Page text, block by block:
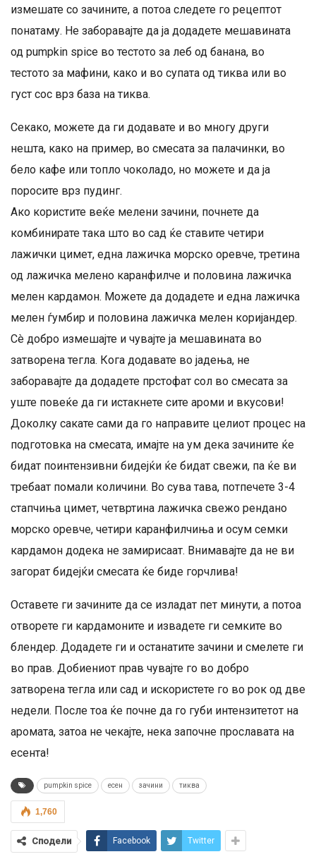
измешате со зачините, а потоа следете го рецептот
понатаму. Не заборавајте да ја додадете мешавината
од pumpkin spice во тестото за леб од банана, во
тестото за мафини, како и во супата од тиква или во
густ сос врз база на тиква.
Секако, можете да ги додавате и во многу други
нешта, како на пример, во смесата за палачинки, во
бело кафе или топло чоколадо, но можете и да ја
поросите врз пудинг.
Ако користите веќе мелени зачини, почнете да
комбинирате така што во сад ќе ставите четири
лажички цимет, една лажичка морско оревче, третина
од лажичка мелено каранфилче и половина лажичка
мелен кардамон. Можете да додадете и една лажичка
мелен ѓумбир и половина лажичка мелен коријандер.
Сè добро измешајте и чувајте ја мешавината во
затворена тегла. Кога додавате во јадења, не
заборавајте да додадете прстофат сол во смесата за
уште повеќе да ги истакнете сите ароми и вкусови!
Доколку сакате сами да го направите целиот процес на
подготовка на смесата, имајте на ум дека зачините ќе
бидат поинтензивни бидејќи ќе бидат свежи, па ќе ви
требаат помали количини. Во сува тава, потпечете 3-4
стапчиња цимет, четвртина лажичка свежо рендано
морско оревче, четири каранфилчиња и осум семки
кардамон додека не замирисаат. Внимавајте да не ви
загорат бидејќи смесата ќе биде горчлива!
Оставете ги зачините да се изладат пет минути, а потоа
отворете ги кардамоните и извадете ги семките во
блендер. Додадете ги и останатите зачини и смелете ги
во прав. Добиениот прав чувајте го во добро
затворена тегла или сад и искористете го во рок од две
недели. После тоа ќе почне да го губи интензитетот на
аромата, затоа не чекајте, нека започне прославата на
есента!
pumpkin spice есен зачини тиква
1,760
Сподели Facebook Twitter